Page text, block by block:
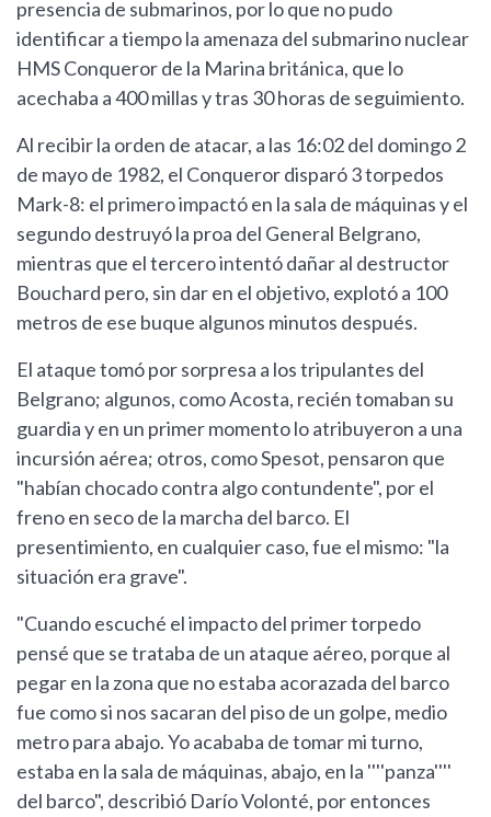
presencia de submarinos, por lo que no pudo
identificar a tiempo la amenaza del submarino nuclear
HMS Conqueror de la Marina británica, que lo
acechaba a 400 millas y tras 30 horas de seguimiento.
Al recibir la orden de atacar, a las 16:02 del domingo 2
de mayo de 1982, el Conqueror disparó 3 torpedos
Mark-8: el primero impactó en la sala de máquinas y el
segundo destruyó la proa del General Belgrano,
mientras que el tercero intentó dañar al destructor
Bouchard pero, sin dar en el objetivo, explotó a 100
metros de ese buque algunos minutos después.
El ataque tomó por sorpresa a los tripulantes del
Belgrano; algunos, como Acosta, recién tomaban su
guardia y en un primer momento lo atribuyeron a una
incursión aérea; otros, como Spesot, pensaron que
"habían chocado contra algo contundente", por el
freno en seco de la marcha del barco. El
presentimiento, en cualquier caso, fue el mismo: "la
situación era grave".
"Cuando escuché el impacto del primer torpedo
pensé que se trataba de un ataque aéreo, porque al
pegar en la zona que no estaba acorazada del barco
fue como si nos sacaran del piso de un golpe, medio
metro para abajo. Yo acababa de tomar mi turno,
estaba en la sala de máquinas, abajo, en la ''''panza''''
del barco", describió Darío Volonté, por entonces